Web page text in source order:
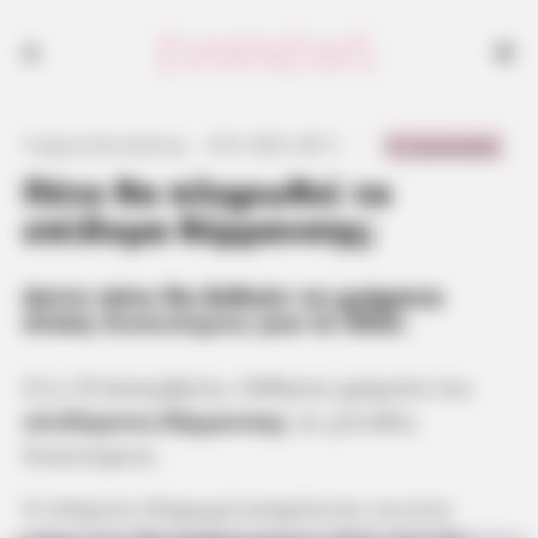
Πότε θα πληρωθεί το
επίδομα θέρμανσης;
Δείτε πότε θα δοθούν τα χρήματα
για το 2022.
επιδόματος θέρμανσης